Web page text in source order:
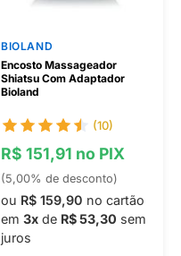
BIOLAND
Encosto Massageador
Shiatsu Com Adaptador
Bioland
(10)
R$ 151,91 no PIX
(5,00% de desconto)
ou R$ 159,90 no cartão
em 3x de R$ 53,30 sem
juros